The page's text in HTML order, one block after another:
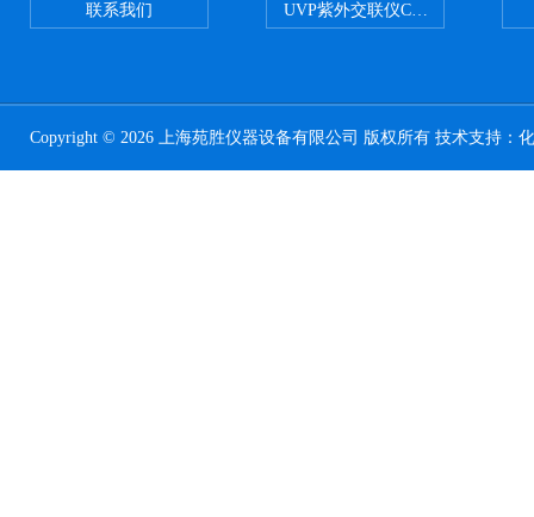
联系我们 UVP紫外交联仪CL-1000
Copyright © 2026 上海苑胜仪器设备有限公司 版权所有 技术支持：